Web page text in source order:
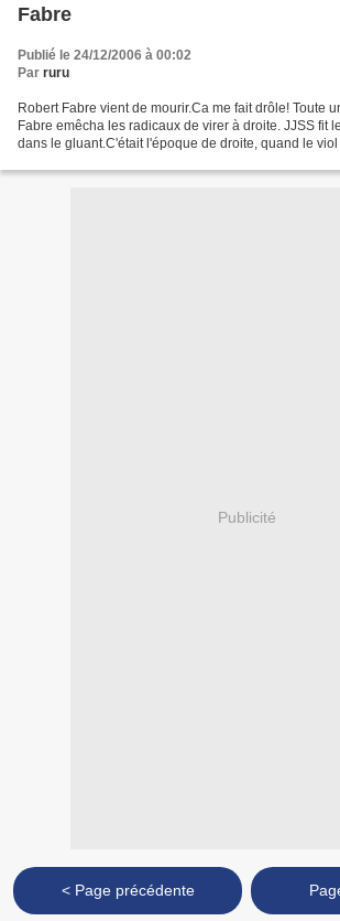
Fabre
Publié le 24/12/2006 à 00:02
Par ruru
Robert Fabre vient de mourir.Ca me fait drôle! Toute
Fabre emêcha les radicaux de virer à droite. JJSS fit
dans le gluant.C'était l'époque de droite, quand le
Publicité
< Page précédente